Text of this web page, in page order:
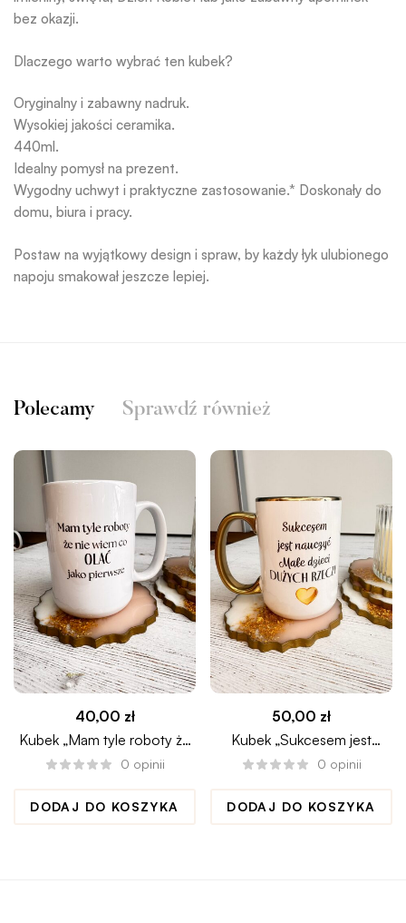
bez okazji.
Dlaczego warto wybrać ten kubek?
Oryginalny i zabawny nadruk.
Wysokiej jakości ceramika.
440ml.
Idealny pomysł na prezent.
Wygodny uchwyt i praktyczne zastosowanie.* Doskonały do
domu, biura i pracy.
Postaw na wyjątkowy design i spraw, by każdy łyk ulubionego
napoju smakował jeszcze lepiej.
Polecamy Sprawdź również
40,00 zł
Kubek „Mam tyle roboty że
nie wiem co olać jako
0 opinii
DODAJ DO KOSZYKA
50,00 zł
Kubek „Sukcesem jest
nauczyć małe dzieci dużych
0 opinii
DODAJ DO KOSZYKA